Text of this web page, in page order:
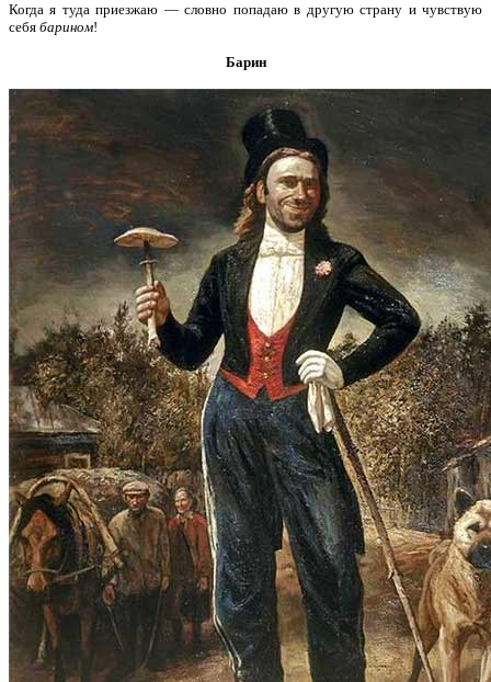
Когда я туда приезжаю — словно попадаю в другую страну и чувствую
себя барином!
Барин